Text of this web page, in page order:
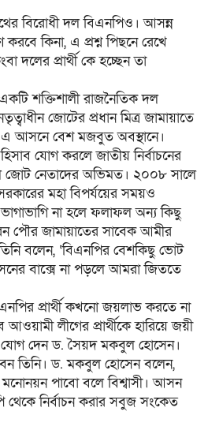
বিরোধী দল বিএনপিও। আসন্ন
করবে কিনা, এ প্রশ্ন পিছনে রেখে
দলের প্রার্থী কে হচ্ছেন তা
শক্তিশালী রাজনৈতিক দল
জোটের প্রধান মিত্র জামায়াতে
এ আসনে বেশ মজবুত অবস্থানে।
যোগ করলে জাতীয় নির্বাচনের
জোট নেতাদের অভিমত। ২০০৮ সালে
মহা বিপর্যয়ের সময়ও
না হলে ফলাফল অন্য কিছু
পৌর জামায়াতের সাবেক আমীর
বলেন, ‘বিএনপির বেশকিছু ভোট
বাক্সে না পড়লে আমরা জিততে
প্রার্থী কখনো জয়লাভ করতে না
আওয়ামী লীগের প্রার্থীকে হারিয়ে জয়ী
যোগ দেন ড. সৈয়দ মকবুল হোসেন।
তিনি। ড. মকবুল হোসেন বলেন,
পাবো বলে বিশ্বাসী। আসন
থেকে নির্বাচন করার সবুজ সংকেত